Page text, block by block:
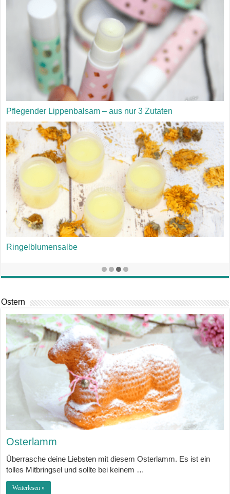
Pflegender Lippenbalsam – aus nur 3 Zutaten
Ringelblumensalbe
Ostern
Osterlamm
Überrasche deine Liebsten mit diesem Osterlamm. Es ist ein
tolles Mitbringsel und sollte bei keinem …
Weiterlesen »